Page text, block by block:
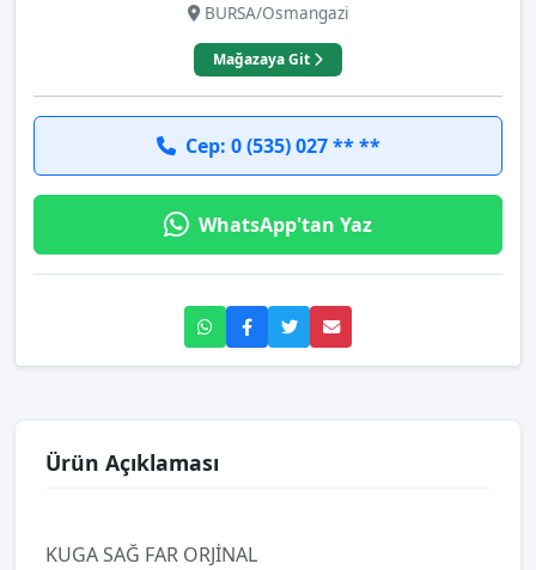
BURSA/Osmangazi
Mağazaya Git
Cep: 0 (535) 027 ** **
WhatsApp'tan Yaz
Ürün Açıklaması
KUGA SAĞ FAR ORJİNAL